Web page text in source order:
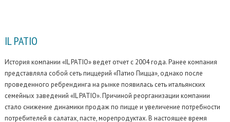
IL PATIO
История компании «IL PATIO» ведет отчет с 2004 года. Ранее компания
представляла собой сеть пиццерий «Патио Пицца», однако после
проведенного ребрендинга на рынке появилась сетьитальянских
семейных заведений «IL PATIO». Причиной реорганизации компании
стало снижение динамики продаж по пицце и увеличение потребности
потребителей в салатах, пасте, морепродуктах. В настоящее время